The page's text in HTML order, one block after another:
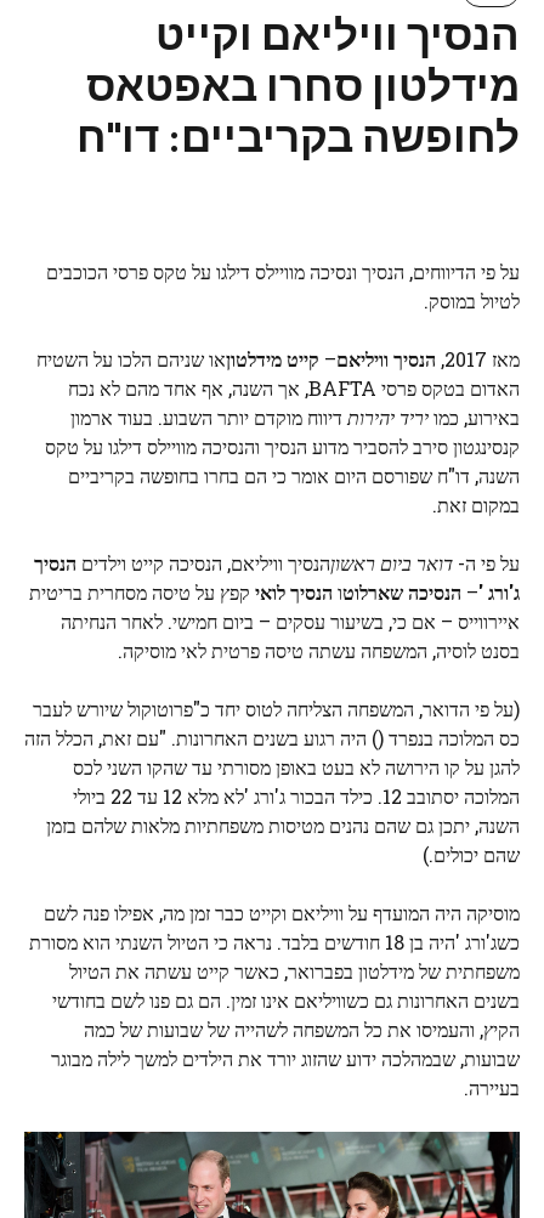
הנסיך וויליאם וקייט
מידלטון סחרו באפטאס
לחופשה בקריביים: דו"ח
על פי הדיווחים, הנסיך ונסיכה מוויילס דילגו על טקס פרסי הכוכבים
לטיול במוסק.
מאז 2017, הנסיך וויליאם– קייט מידלטוןאו שניהם הלכו על השטיח
האדום בטקס פרסי BAFTA, אך השנה, אף אחד מהם לא נכח
באירוע, כמויריד יהירותדיווח מוקדם יותר השבוע. בעוד ארמון
קנסינגטון סירב להסביר מדוע הנסיך והנסיכה מוויילס דילגו על טקס
השנה, דו"ח שפורסם היום אומר כי הם בחרו בחופשה בקריביים
במקום זאת.
על פי ה- דואר ביום ראשוןהנסיך וויליאם, הנסיכה קייט וילדים הנסיך
ג'ורג '– הנסיכה שארלוטו הנסיך לואי קפץ על טיסה מסחרית בריטית
איירווייס – אם כי, בשיעור עסקים – ביום חמישי. לאחר הנחיתה
בסנט לוסיה, המשפחה עשתה טיסה פרטית לאי מוסיקה.
(על פי הדואר, המשפחה הצליחה לטוס יחד כ"פרוטוקול שיורש לעבר
כס המלוכה בנפרד () היה רגוע בשנים האחרונות. "עם זאת, הכלל הזה
להגן על קו הירושה לא בעט באופן מסורתי עד שהקו השני לכס
המלוכה יסתובב 12. כילד הבכור ג'ורג 'לא מלא 12 עד 22 ביולי
השנה, יתכן גם שהם נהנים מטיסות משפחתיות מלאות שלהם בזמן
שהם יכולים.)
מוסיקה היה המועדף על וויליאם וקייט כבר זמן מה, אפילו פנה לשם
כשג'ורג 'היה בן 18 חודשים בלבד. נראה כי הטיול השנתי הוא מסורת
משפחתית של מידלטון בפברואר, כאשר קייט עשתה את הטיול
בשנים האחרונות גם כשוויליאם אינו זמין. הם גם פנו לשם בחודשי
הקיץ, והעמיסו את כל המשפחה לשהייה של שבועות של כמה
שבועות, שבמהלכה ידוע שהזוג יורד את הילדים למשך לילה מבוגר
בעיירה.